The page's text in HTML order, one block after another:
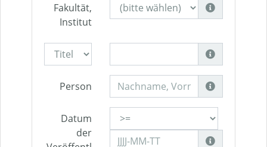
Fakultät,
Institut
Person
Datum
der